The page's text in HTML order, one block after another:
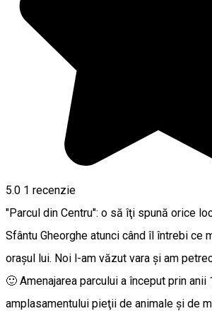
5.0 1 recenzie
"Parcul din Centru": o să îţi spună orice
Sfântu Gheorghe atunci când îl întrebi ce
oraşul lui. Noi l-am văzut vara şi am
🙂 Amenajarea parcului a început prin
amplasamentului pieţii de animale şi de